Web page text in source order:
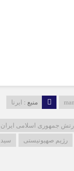
منبع : ایرنا
ارتش جمهوری اسلامی ایران
رژیم صهیونیستی